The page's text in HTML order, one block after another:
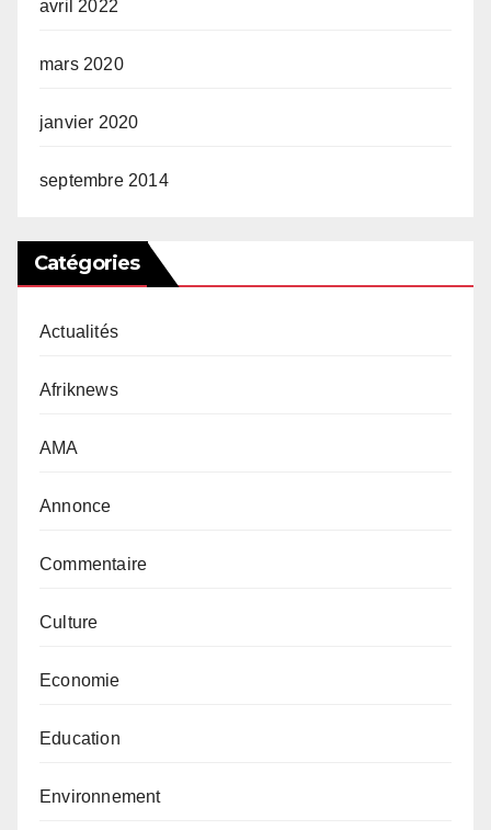
avril 2022
mars 2020
janvier 2020
septembre 2014
Catégories
Actualités
Afriknews
AMA
Annonce
Commentaire
Culture
Economie
Education
Environnement